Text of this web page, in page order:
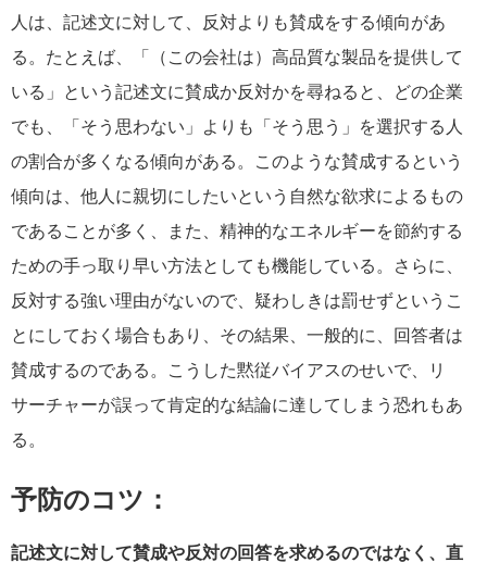
人は、記述文に対して、反対よりも賛成をする傾向があ
る。たとえば、「（この会社は）高品質な製品を提供して
いる」という記述文に賛成か反対かを尋ねると、どの企業
でも、「そう思わない」よりも「そう思う」を選択する人
の割合が多くなる傾向がある。このような賛成するという
傾向は、他人に親切にしたいという自然な欲求によるもの
であることが多く、また、精神的なエネルギーを節約する
ための手っ取り早い方法としても機能している。さらに、
反対する強い理由がないので、疑わしきは罰せずというこ
とにしておく場合もあり、その結果、一般的に、回答者は
賛成するのである。こうした黙従バイアスのせいで、リ
サーチャーが誤って肯定的な結論に達してしまう恐れもあ
る。
予防のコツ：
記述文に対して賛成や反対の回答を求めるのではなく、直